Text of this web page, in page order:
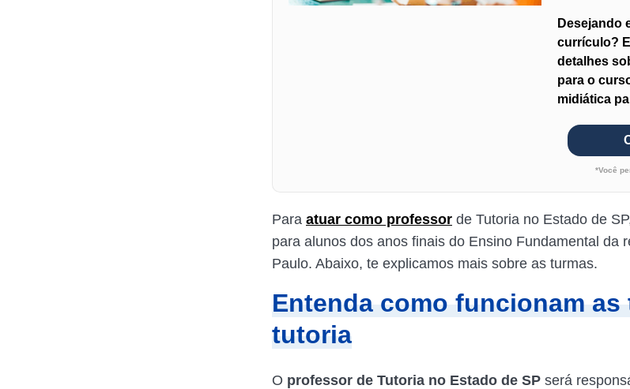
Desejando
currículo?
detalhes
para o
midiática
*Você
Para atuar como professor de Tutoria no Estado de
para alunos dos anos finais do Ensino Fundamental da
Paulo. Abaixo, te explicamos mais sobre as turmas.
Entenda como funcionam as
tutoria
O professor de Tutoria no Estado de SP será